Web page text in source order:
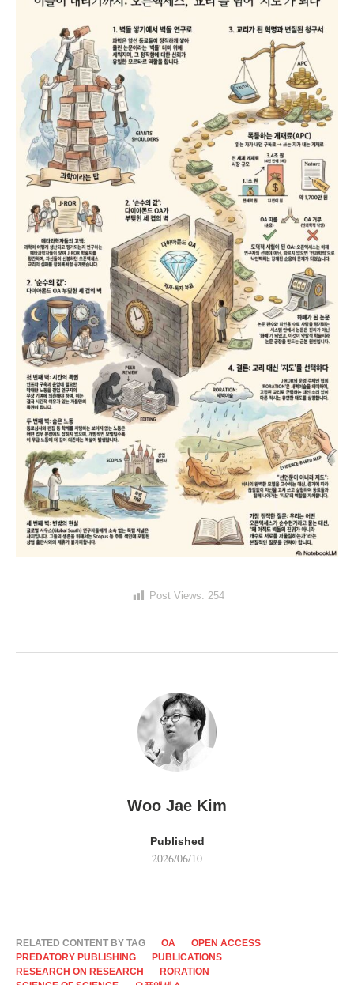
Post Views: 254
Woo Jae Kim
Published
2026/06/10
RELATED CONTENT BY TAG OA
OPEN ACCESS
PREDATORY PUBLISHING
PUBLICATIONS
RESEARCH ON RESEARCH
RORATION